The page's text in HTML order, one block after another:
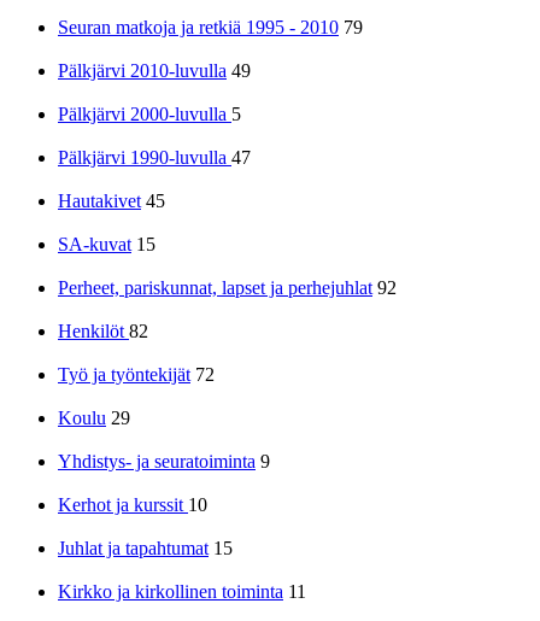
Seuran matkoja ja retkiä 1995 - 2010 79
Pälkjärvi 2010-luvulla 49
Pälkjärvi 2000-luvulla 5
Pälkjärvi 1990-luvulla 47
Hautakivet 45
SA-kuvat 15
Perheet, pariskunnat, lapset ja perhejuhlat 92
Henkilöt82
Työ ja työntekijät 72
Koulu 29
Yhdistys- ja seuratoiminta 9
Kerhot ja kurssit 10
Juhlat ja tapahtumat 15
Kirkko ja kirkollinen toiminta 11